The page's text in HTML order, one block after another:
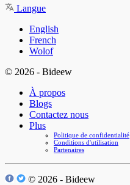
Langue
English
French
Wolof
© 2026 - Bideew
À propos
Blogs
Contactez nous
Plus
Politique de confidentialité
Conditions d'utilisation
Partenaires
© 2026 - Bideew